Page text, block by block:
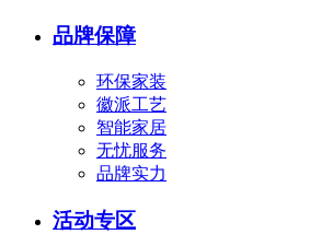
品牌保障
环保家装
徽派工艺
智能家居
无忧服务
品牌实力
活动专区